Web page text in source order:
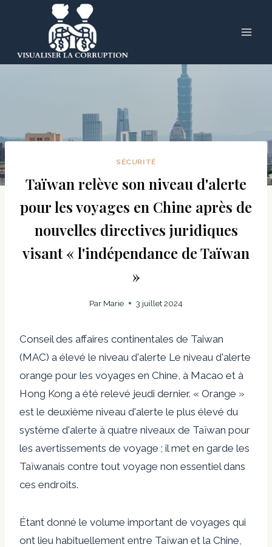
SÉCURITÉ
Taïwan relève son niveau d'alerte
pour les voyages en Chine après de
nouvelles directives juridiques
visant « l'indépendance de Taïwan
»
Par Marie 3 juillet 2024
Conseil des affaires continentales de Taiwan
(MAC) a élevé le niveau d'alerte Le niveau d'alerte
orange pour les voyages en Chine, à Macao et à
Hong Kong a été relevé jeudi dernier. « Orange »
est le deuxième niveau d'alerte le plus élevé du
système d'alerte à quatre niveaux de Taïwan pour
les avertissements de voyage ; il met en garde les
Taïwanais contre tout voyage non essentiel dans
ces endroits.
Étant donné le volume important de voyages qui
ont lieu habituellement entre Taïwan et la Chine,